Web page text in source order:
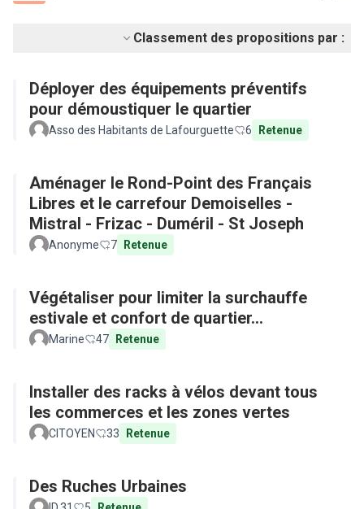
Classement des propositions par :
Déployer des équipements préventifs
pour démoustiquer le quartier
Asso des Habitants de Lafourguette 6 Retenue
Aménager le Rond-Point des Français
Libres et le carrefour Demoiselles -
Mistral - Frizac - Duméril - St Joseph
Anonyme 7 Retenue
Végétaliser pour limiter la surchauffe
estivale et confort de quartier...
Marine 47 Retenue
Installer des racks à vélos devant tous
les commerces et les zones vertes
CITOYEN 33 Retenue
Des Ruches Urbaines